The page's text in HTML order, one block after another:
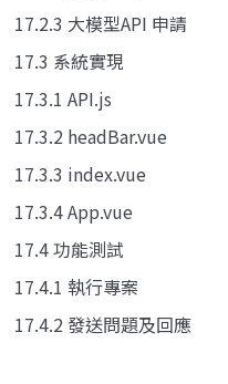
17.2.3 大模型API 申請
17.3 系統實現
17.3.1 API.js
17.3.2 headBar.vue
17.3.3 index.vue
17.3.4 App.vue
17.4 功能測試
17.4.1 執行專案
17.4.2 發送問題及回應